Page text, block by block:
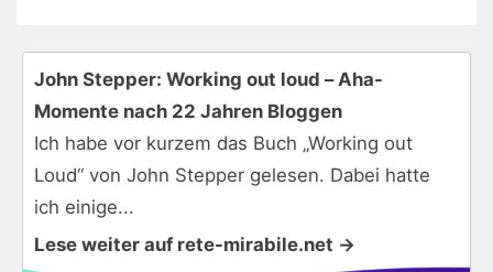
John Stepper: Working out loud – Aha-
Momente nach 22 Jahren Bloggen
Ich habe vor kurzem das Buch „Working out
Loud“ von John Stepper gelesen. Dabei hatte
ich einige...
Lese weiter auf rete-mirabile.net →